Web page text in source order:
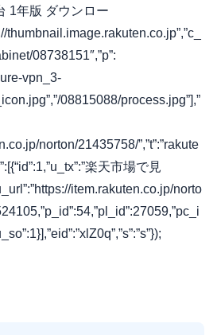
1年版 ダウンロー
thumbnail.image.rakuten.co.jp”,”c_
08738151″,”p”:
vpn_3-
08815088/process.jpg”],”
norton/21435758/”,”t”:”rakute
楽天市場で見
item.rakuten.co.jp/norto